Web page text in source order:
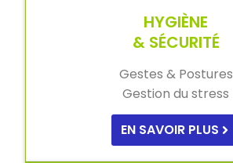
HYGIÈNE
& SÉCURITÉ
Gestes & Postures
Gestion du stress
EN SAVOIR PLUS